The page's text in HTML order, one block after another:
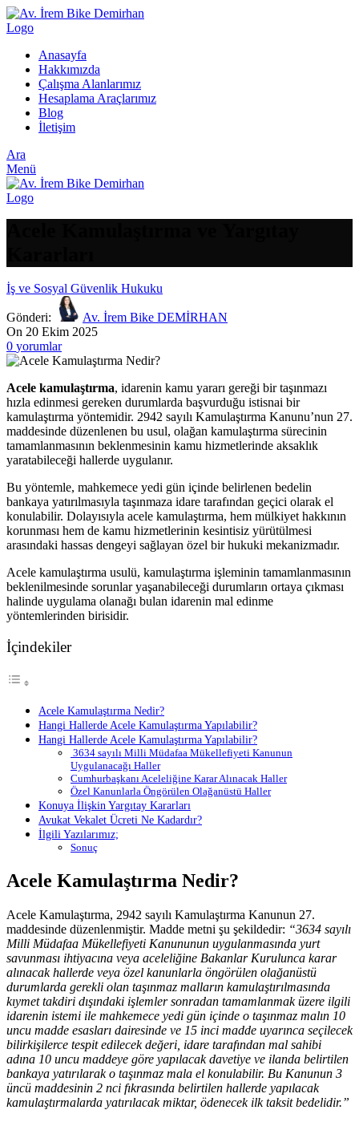
Anasayfa
Hakkımızda
Çalışma Alanlarımız
Hesaplama Araçlarımız
Blog
İletişim
Ara
Menü
İş ve Sosyal Güvenlik Hukuku
Gönderi:
Av. İrem Bike DEMİRHAN
On 20 Ekim 2025
0 yorumlar
Acele kamulaştırma, idarenin kamu yararı gereği bir taşınmazı
hızla edinmesi gereken durumlarda başvurduğu istisnai bir
kamulaştırma yöntemidir. 2942 sayılı Kamulaştırma Kanunu’nun 27.
maddesinde düzenlenen bu usul, olağan kamulaştırma sürecinin
tamamlanmasının beklenmesinin kamu hizmetlerinde aksaklık
yaratabileceği hallerde uygulanır.
Bu yöntemle, mahkemece yedi gün içinde belirlenen bedelin
bankaya yatırılmasıyla taşınmaza idare tarafından geçici olarak el
konulabilir. Dolayısıyla acele kamulaştırma, hem mülkiyet hakkının
korunması hem de kamu hizmetlerinin kesintisiz yürütülmesi
arasındaki hassas dengeyi sağlayan özel bir hukuki mekanizmadır.
Acele kamulaştırma usulü, kamulaştırma işleminin tamamlanmasının
beklenilmesinde sorunlar yaşanabileceği durumların ortaya çıkması
halinde uygulama olanağı bulan idarenin mal edinme
yöntemlerinden birisidir.
İçindekiler
Acele Kamulaştırma Nedir?
Hangi Hallerde Acele Kamulaştırma Yapılabilir?
Hangi Hallerde Acele Kamulaştırma Yapılabilir?
3634 sayılı Milli Müdafaa Mükellefiyeti Kanunun
Uygulanacağı Haller
Cumhurbaşkanı Aceleliğine Karar Alınacak Haller
Özel Kanunlarla Öngörülen Olağanüstü Haller
Konuya İlişkin Yargıtay Kararları
Avukat Vekalet Ücreti Ne Kadardır?
İlgili Yazılarımız;
Sonuç
Acele Kamulaştırma Nedir?
Acele Kamulaştırma, 2942 sayılı Kamulaştırma Kanunun 27.
maddesinde düzenlenmiştir. Madde metni şu şekildedir: “3634 sayılı
Milli Müdafaa Mükellefiyeti Kanununun uygulanmasında yurt
savunması ihtiyacına veya aceleliğine Bakanlar Kurulunca karar
alınacak hallerde veya özel kanunlarla öngörülen olağanüstü
durumlarda gerekli olan taşınmaz malların kamulaştırılmasında
kıymet takdiri dışındaki işlemler sonradan tamamlanmak üzere ilgili
idarenin istemi ile mahkemece yedi gün içinde o taşınmaz malın 10
uncu madde esasları dairesinde ve 15 inci madde uyarınca seçilecek
bilirkişilerce tespit edilecek değeri, idare tarafından mal sahibi
adına 10 uncu maddeye göre yapılacak davetiye ve ilanda belirtilen
bankaya yatırılarak o taşınmaz mala el konulabilir. Bu Kanunun 3
üncü maddesinin 2 nci fıkrasında belirtilen hallerde yapılacak
kamulaştırmalarda yatırılacak miktar, ödenecek ilk taksit bedelidir.”